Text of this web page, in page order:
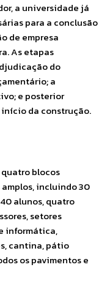
a universidade já
para a conclusão
de empresa
As etapas
do
a
e posterior
início da construção.
blocos
incluindo 30
alunos, quatro
setores
informática,
cantina, pátio
os pavimentos e